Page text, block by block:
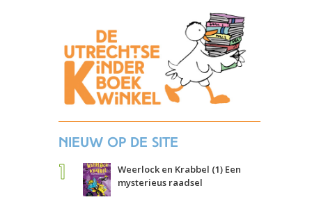
Nieuw op de site
Weerlock en Krabbel (1) Een
mysterieus raadsel